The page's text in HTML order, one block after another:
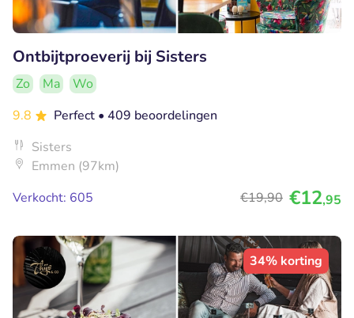
Ontbijtproeverij bij Sisters
Zo Ma
Wo
9.8
Perfect • 409 beoordelingen
Sisters
Emmen (97km)
Verkocht: 605
€19,90 €12,95
34% korting